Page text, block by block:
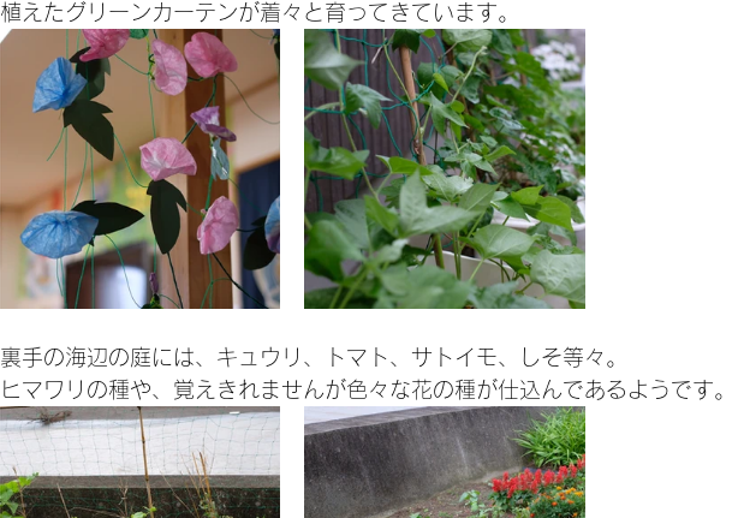
植えたグリーンカーテンが着々と育ってきています。
裏手の海辺の庭には、キュウリ、トマト、サトイモ、しそ等々。
ヒマワリの種や、覚えきれませんが色々な花の種が仕込んであるようです。